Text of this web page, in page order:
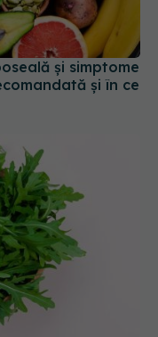
și simptome
și în ce